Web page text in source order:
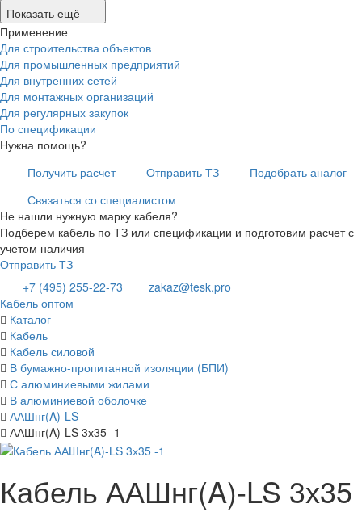
Показать ещё
Применение
Для строительства объектов
Для промышленных предприятий
Для внутренних сетей
Для монтажных организаций
Для регулярных закупок
По спецификации
Нужна помощь?
Получить расчет
Отправить ТЗ
Подобрать аналог
Связаться со специалистом
Не нашли нужную марку кабеля?
Подберем кабель по ТЗ или спецификации и подготовим расчет с
учетом наличия
Отправить ТЗ
+7 (495) 255-22-73
zakaz@tesk.pro
Кабель оптом
Каталог
Кабель
Кабель силовой
В бумажно-пропитанной изоляции (БПИ)
С алюминиевыми жилами
В алюминиевой оболочке
ААШнг(A)-LS
ААШнг(A)-LS 3х35 -1
Кабель ААШнг(A)-LS 3х35